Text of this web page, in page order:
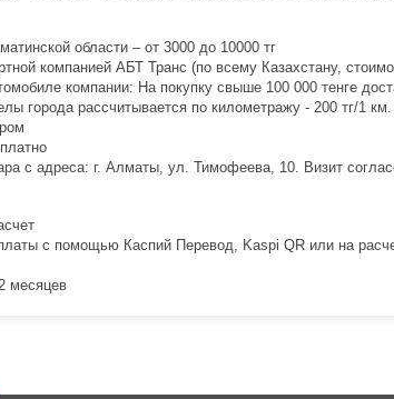
области – от 3000 до 10000 тг
компанией АБТ Транс (по всему Казахстану,
компании: На покупку свыше 100 000 тенге
города рассчитывается по километражу - 200 тг/1 км.
с адреса: г. Алматы, ул. Тимофеева, 10. Визит
с помощью Каспий Перевод, Kaspi QR или на
месяцев